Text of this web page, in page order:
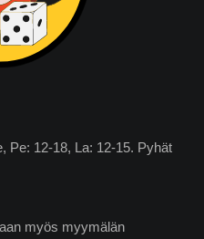
Pe: 12-18, La: 12-15. Pyhät
myös myymälän